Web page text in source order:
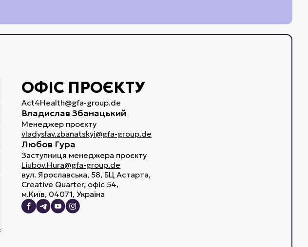
ОФІС ПРОЄКТУ
Act4Health@gfa-group.de
Владислав Збанацький
Менеджер проєкту
vladyslav.zbanatskyi@gfa-group.de
Любов Гура
Заступниця менеджера проєкту
Liubov.Hura@gfa-group.de
вул. Ярославська, 58, БЦ Астарта,
Creative Quarter, офіс 54,
м.Київ, 04071, Україна